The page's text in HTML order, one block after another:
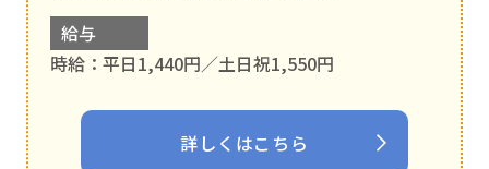
給与
時給：平日1,440円／土日祝1,550円
詳しくはこちら